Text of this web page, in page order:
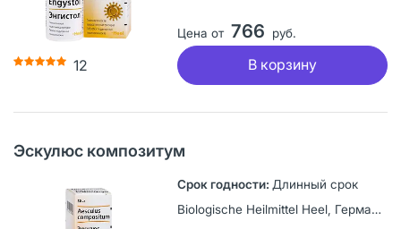
12
Цена от 766 руб.
В корзину
Эскулюс композитум
Длинный срок
Biologische Heilmittel Heel, Германия